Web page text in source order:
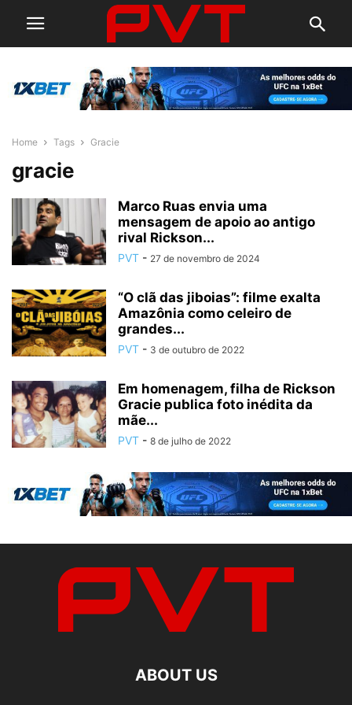
Home Tags Gracie
gracie
Marco Ruas envia uma
mensagem de apoio ao antigo
rival Rickson...
PVT - 27 de novembro de 2024
“O clã das jiboias”: filme exalta
Amazônia como celeiro de
grandes...
PVT - 3 de outubro de 2022
Em homenagem, filha de Rickson
Gracie publica foto inédita da
mãe...
PVT - 8 de julho de 2022
ABOUT US